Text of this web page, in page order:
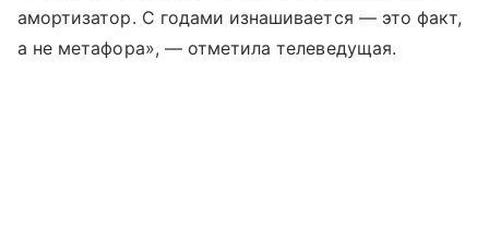
амортизатор. С годами изнашивается — это факт,
а не метафора», — отметила телеведущая.